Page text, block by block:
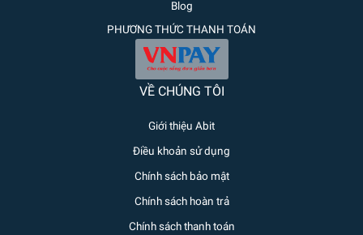
Blog
PHƯƠNG THỨC THANH TOÁN
VỀ CHÚNG TÔI
Giới thiệu Abit
Điều khoản sử dụng
Chính sách bảo mật
Chính sách hoàn trả
Chính sách thanh toán